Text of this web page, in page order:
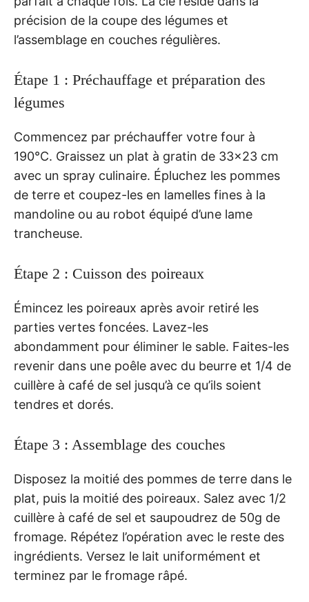
précision de la coupe des légumes et
l’assemblage en couches régulières.
Étape 1 : Préchauffage et préparation des
légumes
Commencez par préchauffer votre four à
190°C. Graissez un plat à gratin de 33×23 cm
avec un spray culinaire. Épluchez les pommes
de terre et coupez-les en lamelles fines à la
mandoline ou au robot équipé d’une lame
trancheuse.
Étape 2 : Cuisson des poireaux
Émincez les poireaux après avoir retiré les
parties vertes foncées. Lavez-les
abondamment pour éliminer le sable. Faites-les
revenir dans une poêle avec du beurre et 1/4 de
cuillère à café de sel jusqu’à ce qu’ils soient
tendres et dorés.
Étape 3 : Assemblage des couches
Disposez la moitié des pommes de terre dans le
plat, puis la moitié des poireaux. Salez avec 1/2
cuillère à café de sel et saupoudrez de 50g de
fromage. Répétez l’opération avec le reste des
ingrédients. Versez le lait uniformément et
terminez par le fromage râpé.